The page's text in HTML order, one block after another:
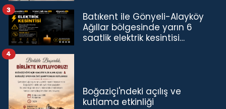
Batıkent ile Gönyeli-Alayköy
Ağıllar bölgesinde yarın 6
saatlik elektrik kesintisi…
3
Boğaziçi'ndeki açılış ve
kutlama etkinliği
4